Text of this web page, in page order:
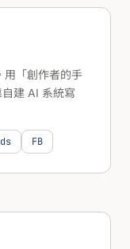
用「創作者的手
建 AI 系統寫
FB